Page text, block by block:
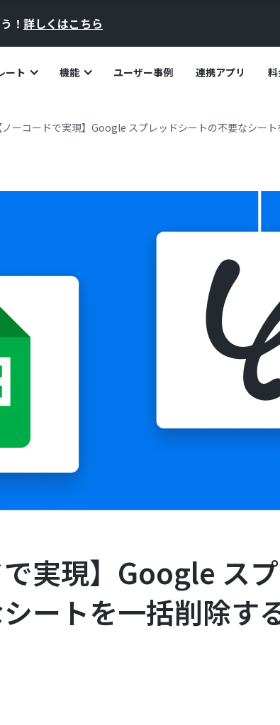
！ 詳しくはこちら
ート 機能 ユーザー事例 連携アプリ
ノーコードで実現】Google スプレッドシートの不要なシー
で実現】Google ス
ートを一括削除す